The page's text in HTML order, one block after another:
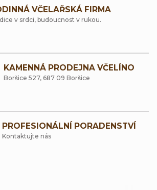
VČELAŘSKÁ FIRMA
v srdci, budoucnost v rukou.
KAMENNÁ PRODEJNA VČELÍNO
Boršice 527, 687 09 Boršice
PROFESIONÁLNÍ PORADENSTVÍ
Kontaktujte nás